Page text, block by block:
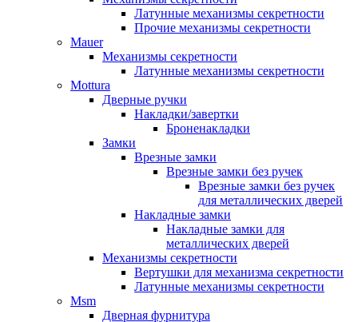
Латунные механизмы секретности
Прочие механизмы секретности
Mauer
Механизмы секретности
Латунные механизмы секретности
Mottura
Дверные ручки
Накладки/завертки
Броненакладки
Замки
Врезные замки
Врезные замки без ручек
Врезные замки без ручек
для металлических дверей
Накладные замки
Накладные замки для
металлических дверей
Механизмы секретности
Вертушки для механизма секретности
Латунные механизмы секретности
Msm
Дверная фурнитура